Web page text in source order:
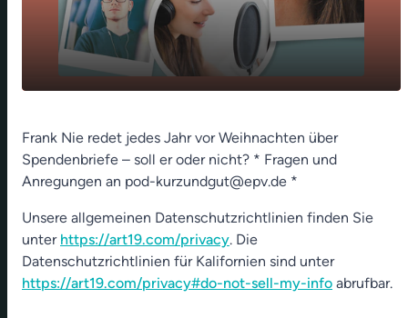
play_arrow
00:00
Frank Nie redet jedes Jahr vor Weihnachten über
Spendenbriefe – soll er oder nicht? * Fragen und
Anregungen an pod-kurzundgut@epv.de *
Unsere allgemeinen Datenschutzrichtlinien finden Sie
unter https://art19.com/privacy. Die
Datenschutzrichtlinien für Kalifornien sind unter
https://art19.com/privacy#do-not-sell-my-info abrufbar.